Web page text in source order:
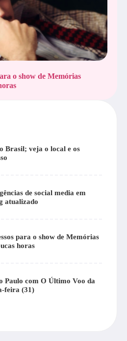
o show de Memórias
Brasil; veja o local e os
de social media em
atualizado
para o show de Memórias
horas
Paulo com O Último Voo da
feira (31)